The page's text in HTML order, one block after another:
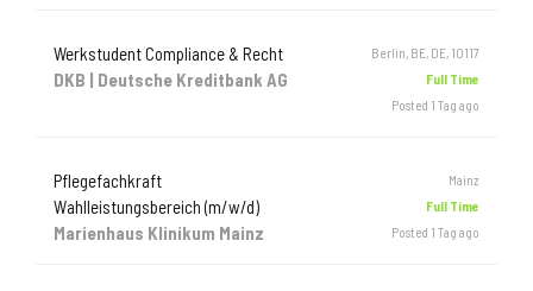
Werkstudent Compliance & Recht
DKB | Deutsche Kreditbank AG
Berlin, BE, DE, 10117
Full Time
Posted 1 Tag ago
Pflegefachkraft
Wahlleistungsbereich (m/w/d)
Marienhaus Klinikum Mainz
Mainz
Full Time
Posted 1 Tag ago